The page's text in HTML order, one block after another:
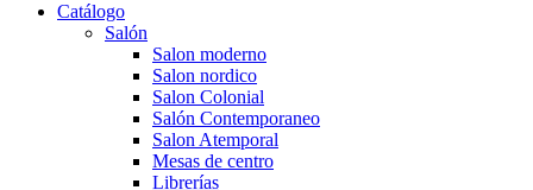
Catálogo
Salón
Salon moderno
Salon nordico
Salon Colonial
Salón Contemporaneo
Salon Atemporal
Mesas de centro
Librerías